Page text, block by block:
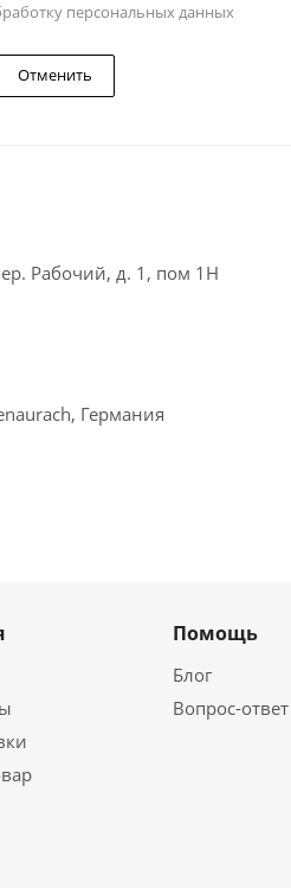
персональных данных
Отменить
Рабочий, д. 1, пом 1Н
Германия
Помощь
Блог
Вопрос-ответ